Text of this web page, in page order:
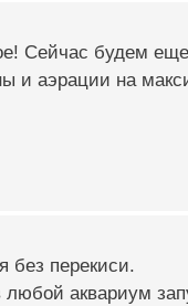
Сейчас будем
и аэрации на
без перекиси.
аквариум